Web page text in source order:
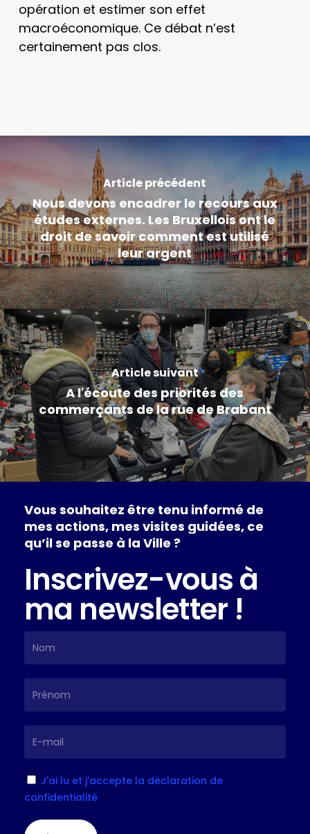
opération et estimer son effet
macroéconomique. Ce débat n’est
certainement pas clos.
Article précédent
Nous devons encadrer le recours aux
études externes. Les Bruxellois ont le
droit de savoir comment est utilisé
leur argent
Article suivant
A l'écoute des priorités des
commerçants de la rue de Brabant
Vous souhaitez être tenu informé de
mes actions, mes visites guidées, ce
qu’ilse passe à la Ville?
Inscrivez-vous à
ma newsletter !
J'ai lu et j'accepte la déclaration de
confidentialité